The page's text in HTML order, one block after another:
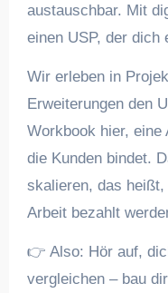
austauschbar. Mit
einen USP, der dich
Wir erleben in
Erweiterungen den
Workbook hier, eine
die Kunden bindet.
skalieren, das
Arbeit bezahlt
👉 Also: Hör auf,
vergleichen – bau